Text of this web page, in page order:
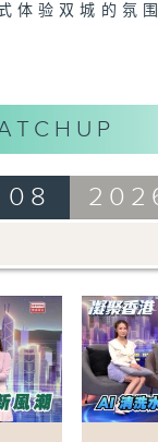
体验双城的氛
上接近赤脚行
然跑步姿势的
-南山邨搵食篇
走到南山邨，
生御用饭堂，
和《凝聚香港
,Hong Kong